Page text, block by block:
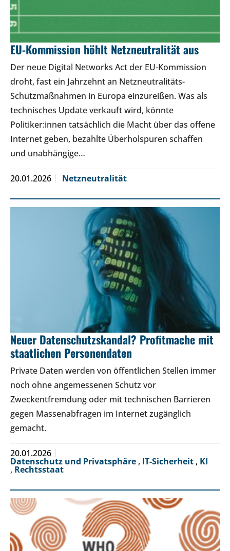
EU-Kommission höhlt Netzneutralität aus
Der neue Digital Networks Act der EU-Kommission
droht, fast ein Jahrzehnt an Netzneutralitäts-
Schutzmaßnahmen in Europa einzureißen. Was als
technisches Update verkauft wird, könnte
Politiker:innen tatsächlich die Macht über das offene
Internet geben, bezahlte Überholspuren schaffen
und unabhängige…
20.01.2026 Netzneutralität
Neuer Datenschutzskandal? Profitmache mit
staatlichen Personendaten
Private Daten werden von öffentlichen Stellen immer
noch ohne angemessenen Schutz vor
Zweckentfremdung oder mit technischen Barrieren
gegen Massenabfragen im Internet zugänglich
gemacht.
20.01.2026
Datenschutz und Privatsphäre , IT-Sicherheit , KI
, Rechtsstaat